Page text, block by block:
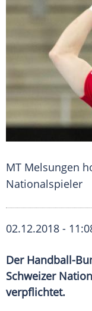
MT Melsungen
Nationalspieler
02.12.2018 -
Der Handball-
Schweizer
verpflichtet.